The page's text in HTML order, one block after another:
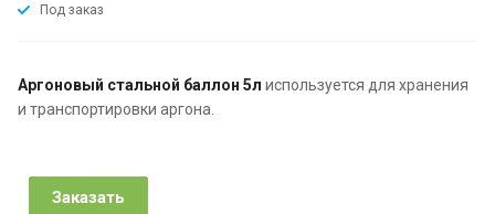
Под заказ
Аргоновый стальной баллон 5л используется для хранения
и транспортировки аргона.
Заказать